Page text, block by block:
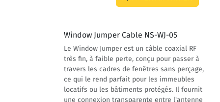
Window Jumper Cable NS-WJ-05
Le Window Jumper est un câble coaxial RF
très fin, à faible perte, conçu pour passer à
travers les cadres de fenêtres sans perçage,
ce qui le rend parfait pour les immeubles
locatifs ou les bâtiments protégés. Il fournit
une connexion transparente entre l'antenne